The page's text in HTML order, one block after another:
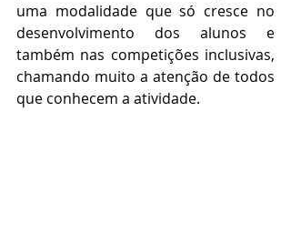
uma modalidade que só cresce no
desenvolvimento dos alunos e
também nas competições inclusivas,
chamando muito a atenção de todos
que conhecem a atividade.